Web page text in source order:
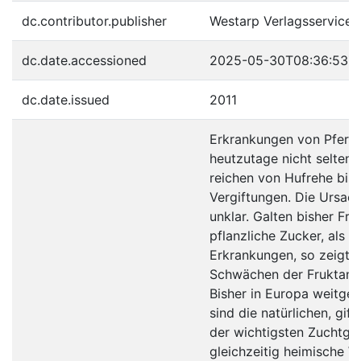
dc.contributor.publisher Westarp
dc.date.accessioned 2025-05-30T08:36:53Z
dc.date.issued 2011
Erkrankungen von
heutzutage nicht selten.
reichen von Hufrehe bis
Vergiftungen. Die
unklar. Galten bisher
pflanzliche Zucker, als
Erkrankungen, so zeigt
Schwächen der
Bisher in Europa
sind die natürlichen,
der wichtigsten
gleichzeitig heimische